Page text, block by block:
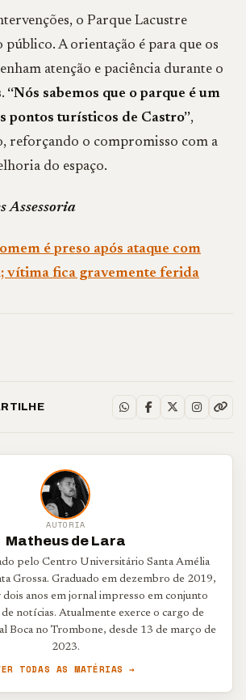
o Parque Lacustre
público. A orientação é para que os
atenção e paciência durante o
“Nós sabemos que o parque é um
pontos turísticos de Castro”,
reforçando o compromisso com a
do espaço.
Assessoria
é preso após ataque com
vítima fica gravemente ferida
AUTORIA
Matheus de Lara
pelo Centro Universitário Santa Amélia
Grossa. Graduado em dezembro de 2019,
anos em jornal impresso em conjunto
notícias. Atualmente exerce o cargo de
Boca no Trombone, desde 13 de março de
2023.
TODAS AS MATÉRIAS →